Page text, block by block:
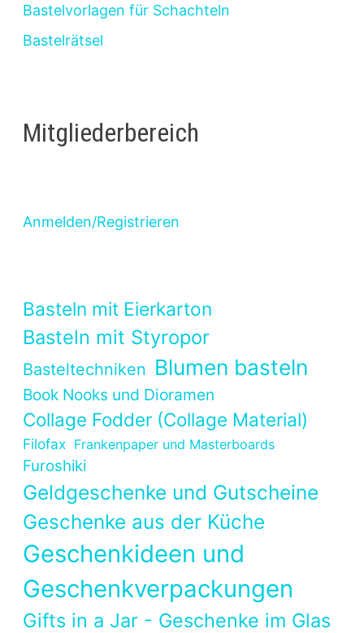
Bastelvorlagen für Schachteln
Bastelrätsel
Mitgliederbereich
Anmelden/Registrieren
Basteln mit Eierkarton
Basteln mit Styropor
Basteltechniken Blumen basteln
Book Nooks und Dioramen
Collage Fodder (Collage Material)
Filofax Frankenpaper und Masterboards
Furoshiki
Geldgeschenke und Gutscheine
Geschenke aus der Küche
Geschenkideen und
Geschenkverpackungen
Gifts in a Jar - Geschenke im Glas